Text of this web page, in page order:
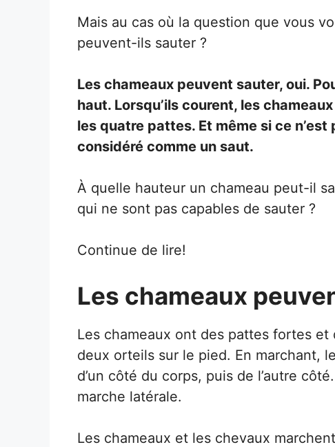
Mais au cas où la question que vous
peuvent-ils sauter ?
Les chameaux peuvent sauter, oui.
haut. Lorsqu’ils courent, les
les quatre pattes. Et même si ce
considéré comme un saut.
À quelle hauteur un chameau peut-il
qui ne sont pas capables de sauter ?
Continue de lire!
Les chameaux
Les chameaux ont des pattes fortes
deux orteils sur le pied. En marchant,
d’un côté du corps, puis de l’autre
marche latérale.
Les chameaux et les chevaux